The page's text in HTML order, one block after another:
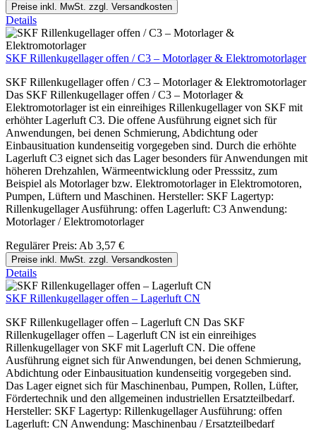
Preise inkl. MwSt. zzgl. Versandkosten
Details
SKF Rillenkugellager offen / C3 – Motorlager & Elektromotorlager
SKF Rillenkugellager offen / C3 – Motorlager & Elektromotorlager
Das SKF Rillenkugellager offen / C3 – Motorlager &
Elektromotorlager ist ein einreihiges Rillenkugellager von SKF mit
erhöhter Lagerluft C3. Die offene Ausführung eignet sich für
Anwendungen, bei denen Schmierung, Abdichtung oder
Einbausituation kundenseitig vorgegeben sind. Durch die erhöhte
Lagerluft C3 eignet sich das Lager besonders für Anwendungen mit
höheren Drehzahlen, Wärmeentwicklung oder Presssitz, zum
Beispiel als Motorlager bzw. Elektromotorlager in Elektromotoren,
Pumpen, Lüftern und Maschinen. Hersteller: SKF Lagertyp:
Rillenkugellager Ausführung: offen Lagerluft: C3 Anwendung:
Motorlager / Elektromotorlager
Regulärer Preis: Ab 3,57 €
Preise inkl. MwSt. zzgl. Versandkosten
Details
SKF Rillenkugellager offen – Lagerluft CN
SKF Rillenkugellager offen – Lagerluft CN Das SKF
Rillenkugellager offen – Lagerluft CN ist ein einreihiges
Rillenkugellager von SKF mit Lagerluft CN. Die offene
Ausführung eignet sich für Anwendungen, bei denen Schmierung,
Abdichtung oder Einbausituation kundenseitig vorgegeben sind.
Das Lager eignet sich für Maschinenbau, Pumpen, Rollen, Lüfter,
Fördertechnik und den allgemeinen industriellen Ersatzteilbedarf.
Hersteller: SKF Lagertyp: Rillenkugellager Ausführung: offen
Lagerluft: CN Anwendung: Maschinenbau / Ersatzteilbedarf